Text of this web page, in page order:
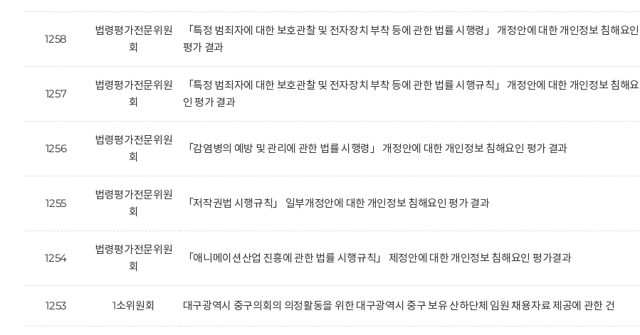
1258
법령평가전문위원
회
「특정 범죄자에 대한 보호관찰 및 전자장치 부착 등에 관한 법률 시행령」 개정안에 대한 개인정보 침해요인
평가 결과
1257
법령평가전문위원
회
「특정 범죄자에 대한 보호관찰 및 전자장치 부착 등에 관한 법률 시행규칙」 개정안에 대한 개인정보 침해요
인 평가 결과
1256
법령평가전문위원
회
「감염병의 예방 및 관리에 관한 법률 시행령」 개정안에 대한 개인정보 침해요인 평가 결과
1255
법령평가전문위원
회
「저작권법 시행규칙」 일부개정안에 대한 개인정보 침해요인 평가 결과
1254
법령평가전문위원
회
「애니메이션산업 진흥에 관한 법률 시행규칙」 제정안에 대한 개인정보 침해요인 평가결과
1253 1소위원회 대구광역시 중구의회의 의정활동을 위한 대구광역시 중구 보유 산하단체 임원 채용자료 제공에 관한 건